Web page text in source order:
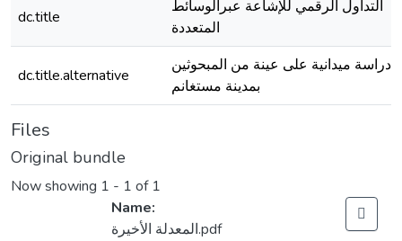
dc.title
التداول الرقمي للإشاعة عبرالوسائط
المتعددة
dc.title.alternative
دراسة ميدانية على عينة من المبحوثين
بمدينة مستغانم
Files
Original bundle
Now showing 1 - 1 of 1
Name:
المعدلة الأخيرة.pdf